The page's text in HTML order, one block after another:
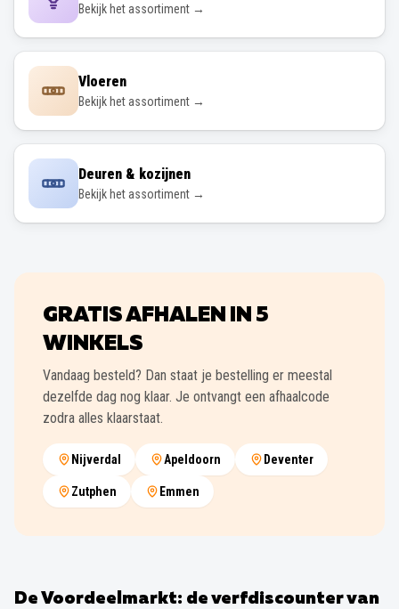
Bekijk het assortiment →
Vloeren
Bekijk het assortiment →
Deuren & kozijnen
Bekijk het assortiment →
GRATIS AFHALEN IN 5
WINKELS
Vandaag besteld? Dan staat je bestelling er meestal
dezelfde dag nog klaar. Je ontvangt een afhaalcode
zodra alles klaarstaat.
Nijverdal Apeldoorn Deventer
Zutphen Emmen
De Voordeelmarkt: de verfdiscounter van